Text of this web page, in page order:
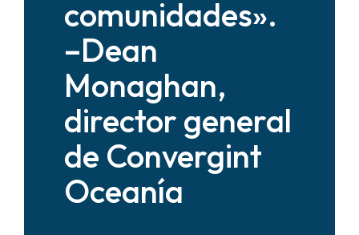
comunidades».
–Dean
Monaghan,
director general
de Convergint
Oceanía